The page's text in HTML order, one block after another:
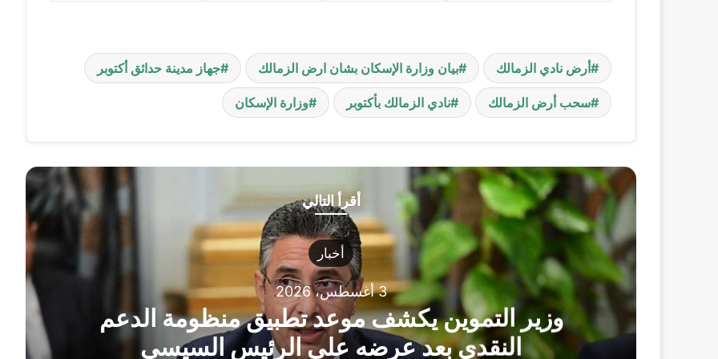
أرض نادي الزمالك بيان وزارة الإسكان بشان ارض الزمالك جهاز مدينة حدائق أكتوبر
سحب أرض الزمالك نادي الزمالك بأكتوبر وزارة الإسكان
أقرأ التالي
الدعم
السيسي
سياسة
30 يوليو، 2026
أول تعليق رسمي من إيران على حادث سفينة
دمياط